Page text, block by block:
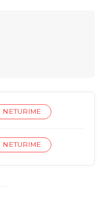
NETURIME
NETURIME